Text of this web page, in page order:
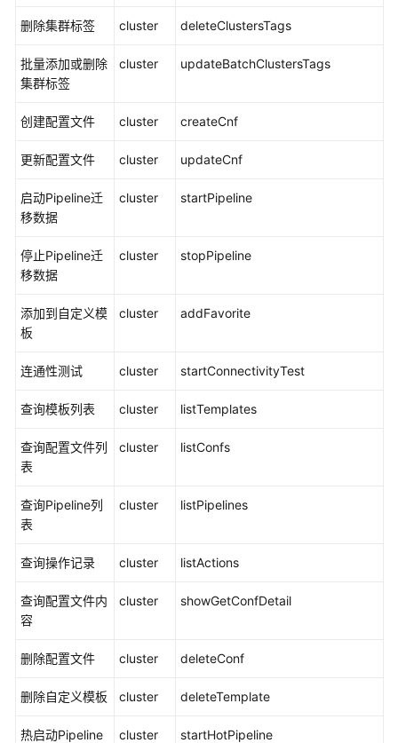
审
日
集
变
管
向
据
库
CSS
资
控
告
最
实
删除集群标签 cluster deleteClustersTags
批量添加或删除
集群标签
cluster updateBatchClustersTags
创建配置文件 cluster createCnf
更新配置文件 cluster updateCnf
启动Pipeline迁
移数据
cluster startPipeline
停止Pipeline迁
移数据
cluster stopPipeline
添加到自定义模
板
cluster addFavorite
连通性测试 cluster startConnectivityTest
查询模板列表 cluster listTemplates
查询配置文件列
表
cluster listConfs
查询Pipeline列
表
cluster listPipelines
查询操作记录 cluster listActions
查询配置文件内
容
cluster showGetConfDetail
删除配置文件 cluster deleteConf
删除自定义模板 cluster deleteTemplate
热启动Pipeline
cluster startHotPipeline